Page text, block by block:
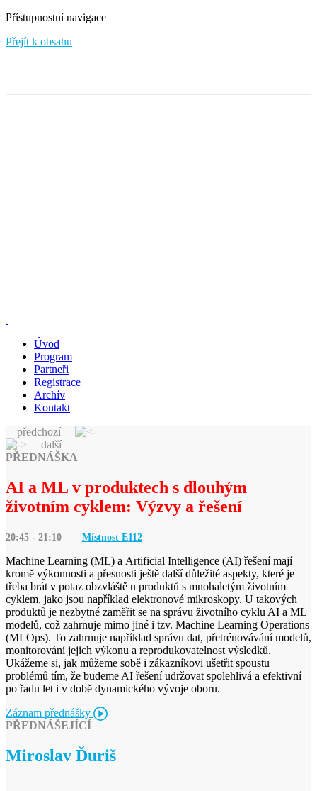
Přístupnostní navigace
Přejít k obsahu
Úvod
Program
Partneři
Registrace
Archív
Kontakt
předchozí
další
PŘEDNÁŠKA
AI a ML v produktech s dlouhým
životním cyklem: Výzvy a řešení
20:45 - 21:10 Místnost E112
Machine Learning (ML) a Artificial Intelligence (AI) řešení mají
kromě výkonnosti a přesnosti ještě další důležité aspekty, které je
třeba brát v potaz obzvláště u produktů s mnohaletým životním
cyklem, jako jsou například elektronové mikroskopy. U takových
produktů je nezbytné zaměřit se na správu životního cyklu AI a ML
modelů, což zahrnuje mimo jiné i tzv. Machine Learning Operations
(MLOps). To zahrnuje například správu dat, přetrénovávání modelů,
monitorování jejich výkonu a reprodukovatelnost výsledků.
Ukážeme si, jak můžeme sobě i zákazníkovi ušetřit spoustu
problémů tím, že budeme AI řešení udržovat spolehlivá a efektivní
po řadu let i v době dynamického vývoje oboru.
Záznam přednášky
PŘEDNÁŠEJÍCÍ
Miroslav Ďuriš